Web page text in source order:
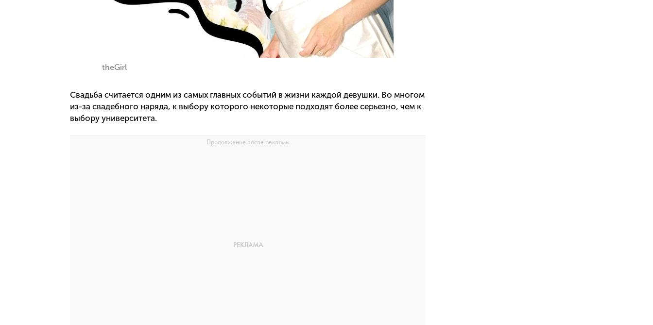
theGirl
Свадьба считается одним из самых главных событий в жизни каждой девушки. Во многом
из-за свадебного наряда, к выбору которого некоторые подходят более серьезно, чем к
выбору университета.